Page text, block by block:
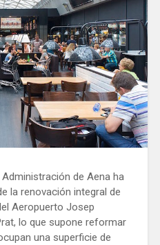
de Aena ha
la renovación integral de
Aeropuerto Josep
lo que supone reformar
una superficie de